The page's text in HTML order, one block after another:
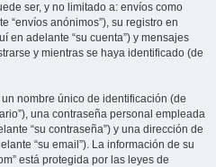
ser, y no limitado a: envíos como
“envíos anónimos”), su registro en
en adelante “su cuenta”) y mensajes
y mientras se haya identificado (de
nombre único de identificación (de
una contraseña personal empleada
“su contraseña”) y una dirección de
“su email”). La información de su
está protegida por las leyes de